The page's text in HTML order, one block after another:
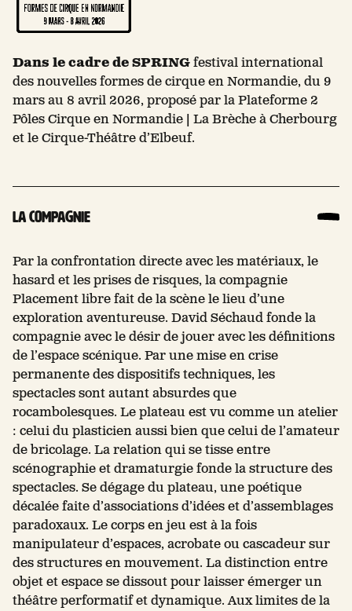
Dans le cadre de SPRINGfestival international
des nouvelles formes de cirque en Normandie, du 9
mars au 8 avril 2026, proposé par la Plateforme 2
Pôles Cirque en Normandie | La Brèche à Cherbourg
et le Cirque-Théâtre d’Elbeuf.
La compagnie
Par la confrontation directe avec les matériaux, le
hasard et les prises de risques, la compagnie
Placement libre fait de la scène le lieu d’une
exploration aventureuse. David Séchaud fonde la
compagnie avec le désir de jouer avec les définitions
de l’espace scénique. Par une mise en crise
permanente des dispositifs techniques, les
spectacles sont autant absurdes que
rocambolesques. Le plateau est vu comme un atelier
: celui du plasticien aussi bien que celui de l’amateur
de bricolage. La relation qui se tisse entre
scénographie et dramaturgie fonde la structure des
spectacles. Se dégage du plateau, une poétique
décalée faite d’associations d’idées et d’assemblages
paradoxaux. Le corps en jeu est à la fois
manipulateur d’espaces, acrobate ou cascadeur sur
des structures en mouvement. La distinction entre
objet et espace se dissout pour laisser émerger un
théâtre performatif et dynamique. Aux limites de la